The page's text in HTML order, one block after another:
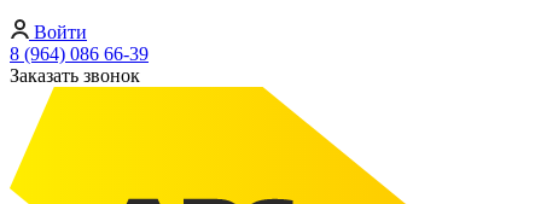
Войти
8 (964) 086 66-39
Заказать звонок